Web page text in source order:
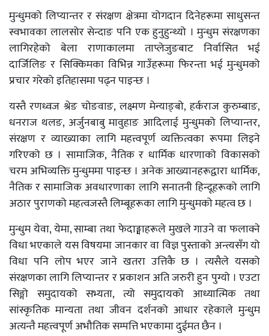
मुन्धुमको लिप्यान्तर र संरक्षण क्षेत्रमा योगदान दिनेहरूमा साधुसन्त
स्वभावका लालसोर सेन्दाङ पनि एक हुनुहुन्थ्यो । मुन्धुम संरक्षणका
लागिरहेको बेला राणाकालमा ताप्लेजुङबाट निर्वासित भई
दार्जिलिङ र सिक्किमका विभिन्न गाउँहरूमा फिरन्ता भई मुन्धुमको
प्रचार गरेको इतिहासमा पढ्न पाइन्छ ।
यस्तै रणध्वज श्रेङ चोङवाङ, लक्ष्मण मेन्याङ्बो, हर्कराज कुरुम्बाङ,
धनराज थलङ, अर्जुनबाबु मावुहाङ आदिलाई मुन्धुमको लिप्यान्तर,
संरक्षण र व्याख्याका लागि महत्त्वपूर्ण व्यक्तित्वका रूपमा लिइने
गरिएको छ । सामाजिक, नैतिक र धार्मिक धारणाको विकासको
चरम अभिव्यक्ति मुन्धुममा पाइन्छ । अनेक आख्यानहरूद्वारा धार्मिक,
नैतिक र सामाजिक अवधारणाका लागि सनातनी हिन्दूहरूको लागि
अठार पुराणको महत्वजस्तै लिम्बूहरूका लागि मुन्धुमको महत्व छ ।
मुन्धुम येवा, येमा, साम्बा तथा फेदाङ्माहरूले मुखले गाउने वा फलाक्ने
विधा भएकाले यस विषयमा जानकार वा विज्ञ पुस्ताको अन्त्यसँग यो
विधा पनि लोप भएर जाने खतरा उत्तिकै छ । त्यसैले यसको
संरक्षणका लागि लिप्यान्तर र प्रकाशन अति जरुरी हुन पुग्यो । एउटा
सिङ्गो समुदायको सभ्यता, त्यो समुदायको आध्यात्मिक तथा
सांस्कृतिक मान्यता तथा जीवन दर्शनको आधार रहेकाले मुन्धुम
अत्यन्तै महत्त्वपूर्ण अभौतिक सम्पत्ति भएकामा दुईमत छैन ।